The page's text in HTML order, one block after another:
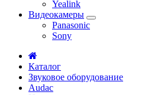
Yealink
Видеокамеры
Panasonic
Sony
Каталог
Звуковое оборудование
Audac